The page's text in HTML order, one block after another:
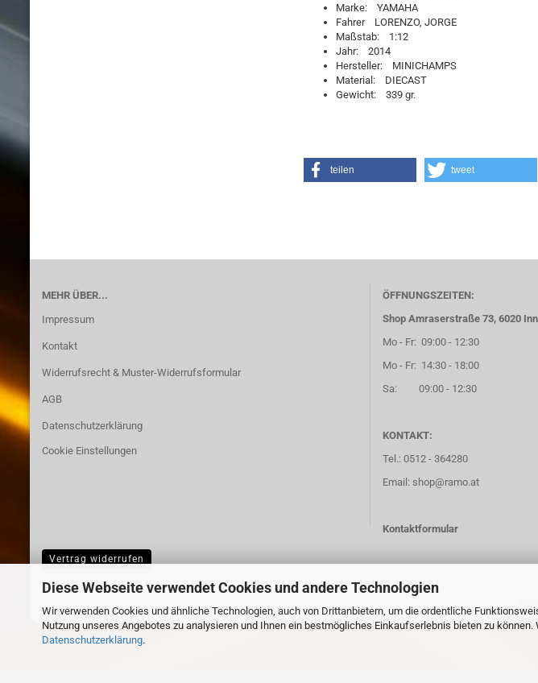
Diese Webseite verwendet Cookies und andere Technologien
Wir verwenden Cookies und ähnliche Technologien, auch von Drittanbietern, um die ordentliche
Nutzung unseres Angebotes zu analysieren und Ihnen ein bestmögliches Einkaufserlebnis bieten zu
Datenschutzerklärung.
Marke: YAMAHA
Fahrer LORENZO, JORGE
Maßstab: 1:12
Jahr: 2014
Hersteller: MINICHAMPS
Material: DIECAST
Gewicht: 339 gr.
teilen tweet
MEHR ÜBER...
Impressum
Kontakt
Widerrufsrecht & Muster-Widerrufsformular
AGB
Datenschutzerklärung
Cookie Einstellungen
ÖFFNUNGSZEITEN:
Shop Amraserstraße 73, 6020
Mo - Fr: 09:00 - 12:30
Mo - Fr: 14:30 - 18:00
Sa: 09:00 - 12:30
KONTAKT:
Tel.: 0512 - 364280
Email: shop@ramo.at
Kontaktformular
Vertrag widerrufen